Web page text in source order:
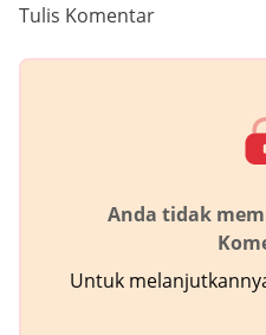
Tulis Komentar
Anda tidak
Untuk